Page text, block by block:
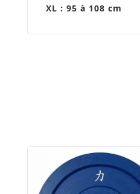
XL : 95 à 108 cm